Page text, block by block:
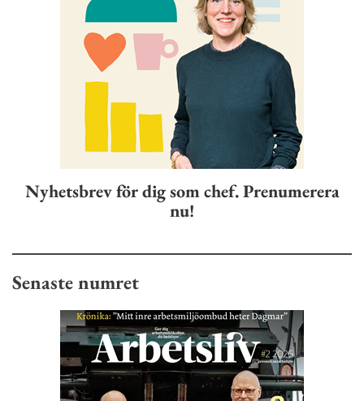
Nyhetsbrev för dig som chef. Prenumerera
nu!
Senaste numret